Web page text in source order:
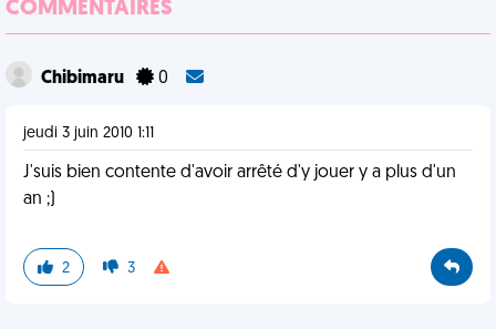
COMMENTAIRES
Chibimaru 0
jeudi 3 juin 2010 1:11
J'suis bien contente d'avoir arrêté d'y jouer y a plus d'un
an ;)
2 3